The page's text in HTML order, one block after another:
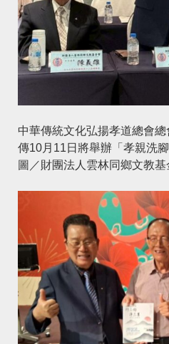
中華傳統文化弘揚孝道總會
傳10月11日將舉辦「孝親洗
圖／財團法人雲林同鄉文教